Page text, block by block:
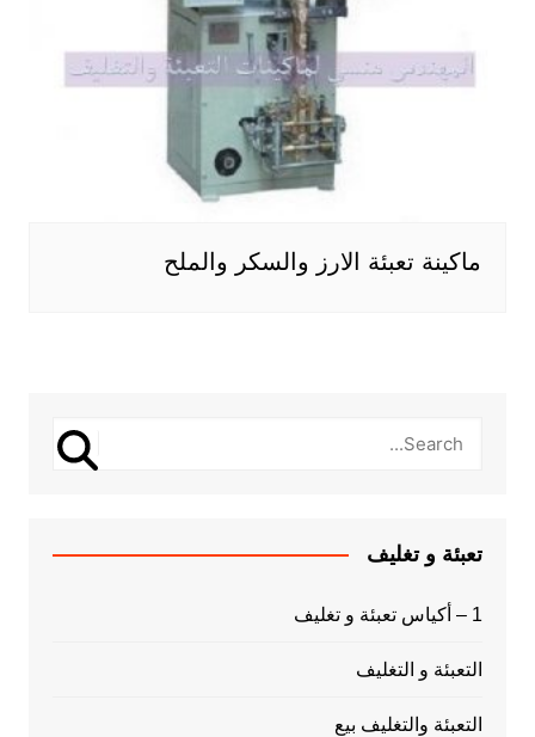
ماكينة تعبئة الارز والسكر والملح
تعبئة و تغليف
1 – أكياس تعبئة و تغليف
التعبئة و التغليف
التعبئة والتغليف بيع